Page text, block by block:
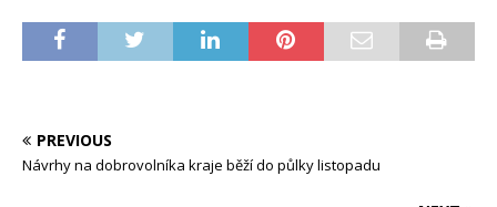
PREVIOUS
Návrhy na dobrovolníka kraje běží do půlky listopadu